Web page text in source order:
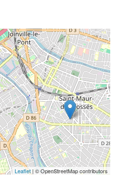
Leaflet| © OpenStreetMap contributors